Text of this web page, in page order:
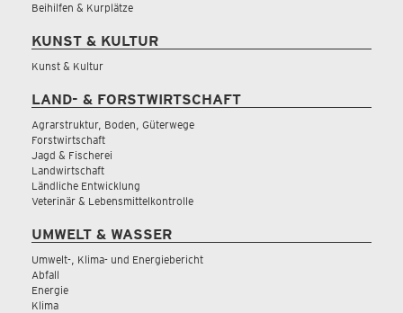
Beihilfen & Kurplätze
KUNST & KULTUR
Kunst & Kultur
LAND- & FORSTWIRTSCHAFT
Agrarstruktur, Boden, Güterwege
Forstwirtschaft
Jagd & Fischerei
Landwirtschaft
Ländliche Entwicklung
Veterinär & Lebensmittelkontrolle
UMWELT & WASSER
Umwelt-, Klima- und Energiebericht
Abfall
Energie
Klima